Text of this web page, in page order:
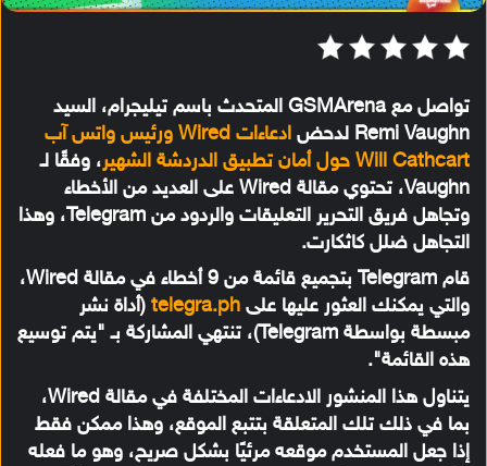
تواصل مع GSMArena المتحدث باسم تيليجرام، السيد
Remi Vaughn لدحض
ادعاءات Wired ورئيس واتس آب
Will Cathcart حول أمان تطبيق الدردشة الشهير
، وفقًا لـ
Vaughn، تحتوي مقالة Wired على العديد من الأخطاء
وتجاهل فريق التحرير التعليقات والردود من Telegram، وهذا
التجاهل ضلل كاثكارت.
قام Telegram بتجميع قائمة من 9 أخطاء في مقالة Wired،
والتي يمكنك العثور عليها على telegra.ph (أداة نشر
مبسطة بواسطة Telegram)، تنتهي المشاركة بـ "يتم توسيع
هذه القائمة".
يتناول هذا المنشور الادعاءات المختلفة في مقالة Wired،
بما في ذلك تلك المتعلقة بتتبع الموقع، وهذا ممكن فقط
إذا جعل المستخدم موقعه مرئيًا بشكل صريح، وهو ما فعله